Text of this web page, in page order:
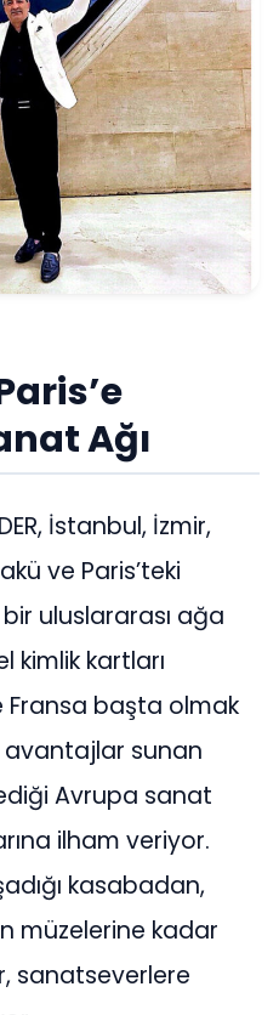
Ağı
İstanbul, İzmir,
ve Paris’teki
uluslararası ağa
kimlik kartları
Fransa başta olmak
sunan
Avrupa sanat
ilham veriyor.
kasabadan,
müzelerine kadar
sanatseverlere